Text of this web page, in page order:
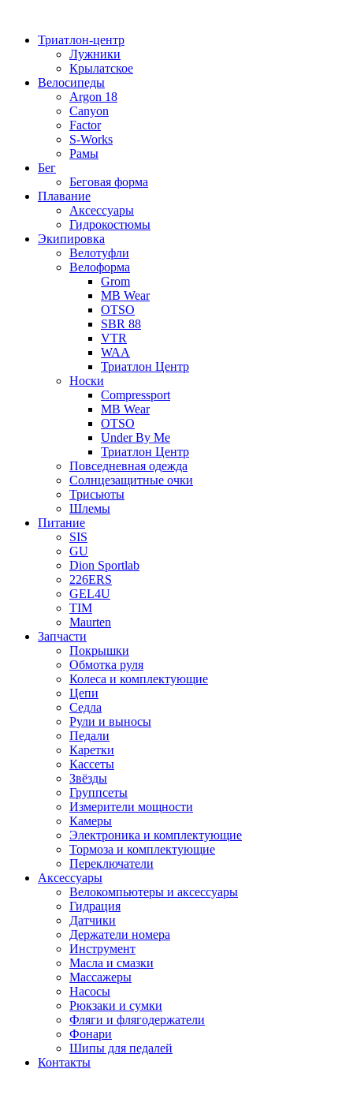
содержимому
Триатлон-центр
Лужники
Крылатское
Велосипеды
Argon 18
Canyon
Factor
S-Works
Рамы
Бег
Беговая форма
Плавание
Аксессуары
Гидрокостюмы
Экипировка
Велотуфли
Велоформа
Grom
MB Wear
OTSO
SBR 88
VTR
WAA
Триатлон Центр
Носки
Compressport
MB Wear
OTSO
Under By Me
Триатлон Центр
Повседневная одежда
Солнцезащитные очки
Трисьюты
Шлемы
Питание
SIS
GU
Dion Sportlab
226ERS
GEL4U
TIM
Maurten
Запчасти
Покрышки
Обмотка руля
Колеса и комплектующие
Цепи
Седла
Рули и выносы
Педали
Каретки
Кассеты
Звёзды
Группсеты
Измерители мощности
Камеры
Электроника и комплектующие
Тормоза и комплектующие
Переключатели
Аксессуары
Велокомпьютеры и аксессуары
Гидрация
Датчики
Держатели номера
Инструмент
Масла и смазки
Массажеры
Насосы
Рюкзаки и сумки
Фляги и флягодержатели
Фонари
Шипы для педалей
Контакты